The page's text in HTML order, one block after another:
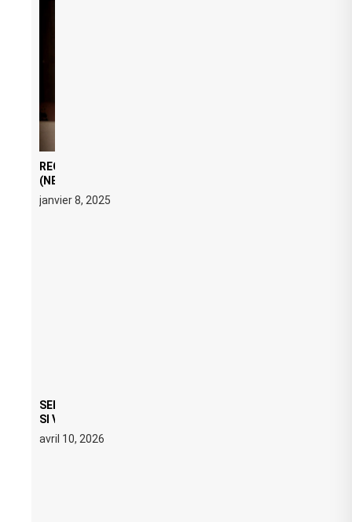
REGARD ÉDITORIAL SUR JE M’APPELLE TIM
(NETFLIX) : AVICII, OU LE DOUBLE VISAGE D’UNE
ICÔNE SURCHAUFFÉE
janvier 8, 2025
SERATO DJ PRO 4.0.6 : CE QUE ÇA CHANGE, MÊME
SI VOUS N’ÊTES NI DJ NI PRODUCTEUR·ICE
avril 10, 2026